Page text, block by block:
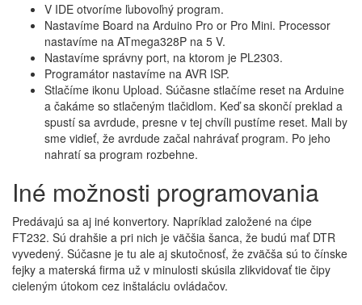
V IDE otvoríme ľubovoľný program.
Nastavíme Board na Arduino Pro or Pro Mini. Processor
nastavíme na ATmega328P na 5 V.
Nastavíme správny port, na ktorom je PL2303.
Programátor nastavíme na AVR ISP.
Stlačíme ikonu Upload. Súčasne stlačíme reset na Arduine
a čakáme so stlačeným tlačidlom. Keď sa skončí preklad a
spustí sa avrdude, presne v tej chvíli pustíme reset. Mali by
sme vidieť, že avrdude začal nahrávať program. Po jeho
nahratí sa program rozbehne.
Iné možnosti programovania
Predávajú sa aj iné konvertory. Napríklad založené na ćipe
FT232. Sú drahšie a pri nich je väčšia šanca, že budú mať DTR
vyvedený. Súčasne je tu ale aj skutočnosť, že zväčša sú to čínske
fejky a materská firma už v minulosti skúsila zlikvidovať tie čipy
cieleným útokom cez inštaláciu ovládačov.